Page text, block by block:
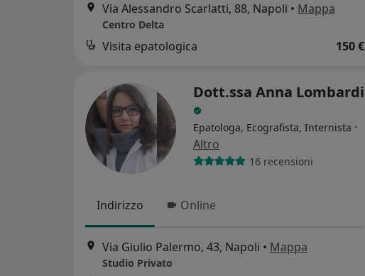
Via Alessandro Scarlatti, 88, Napoli • Mappa
Centro Delta
Visita epatologica 150 €
Dott.ssa Anna Lombardi
Epatologa, Ecografista, Internista ·
Altro
16 recensioni
Indirizzo Online
Via Giulio Palermo, 43, Napoli • Mappa
Studio Privato